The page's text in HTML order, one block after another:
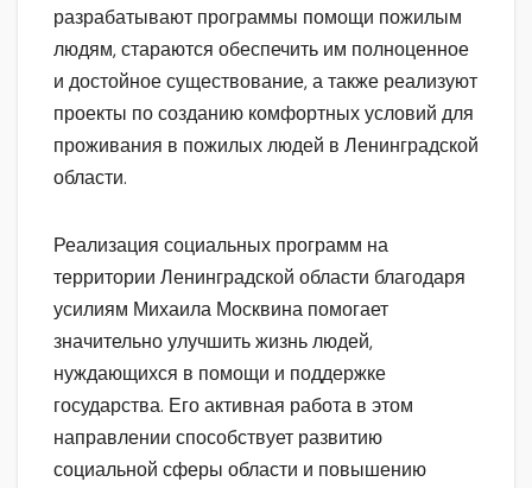
разрабатывают программы помощи пожилым
людям, стараются обеспечить им полноценное
и достойное существование, а также реализуют
проекты по созданию комфортных условий для
проживания в пожилых людей в Ленинградской
области.
Реализация социальных программ на
территории Ленинградской области благодаря
усилиям Михаила Москвина помогает
значительно улучшить жизнь людей,
нуждающихся в помощи и поддержке
государства. Его активная работа в этом
направлении способствует развитию
социальной сферы области и повышению